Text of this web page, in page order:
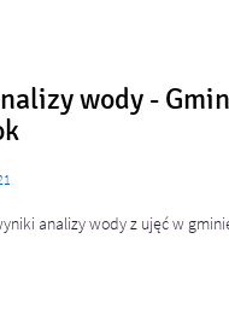
wody -
analizy wody z ujęć w